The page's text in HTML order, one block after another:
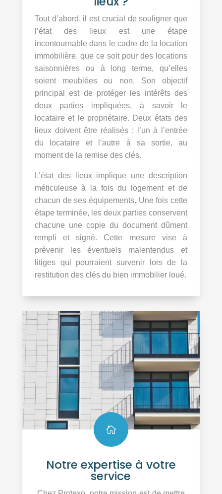
Tout d’abord, il est crucial de souligner que
l’état des lieux est une étape
incontournable dans le cadre de la location
immobilière, que ce soit pour des locations
saisonnières ou à long terme, qu’elles
soient meublées ou non. Son objectif
principal est de protéger les intérêts des
deux parties impliquées, à savoir le
locataire et le propriétaire. Deux états des
lieux doivent être réalisés : l’un à l’entrée
du locataire et l’autre à sa sortie, au
moment de la remise des clés.
L’état des lieux implique une description
méticuleuse à la fois du logement et de
chacun de ses équipements. Une fois cette
étape terminée, les deux parties conservent
chacune une copie du document dûment
rempli et signé. Cette mesure vise à
prévenir les éventuels malentendus et
litiges qui pourraient survenir lors de la
restitution des clés du bien immobilier loué.

Notre expertise à votre
service